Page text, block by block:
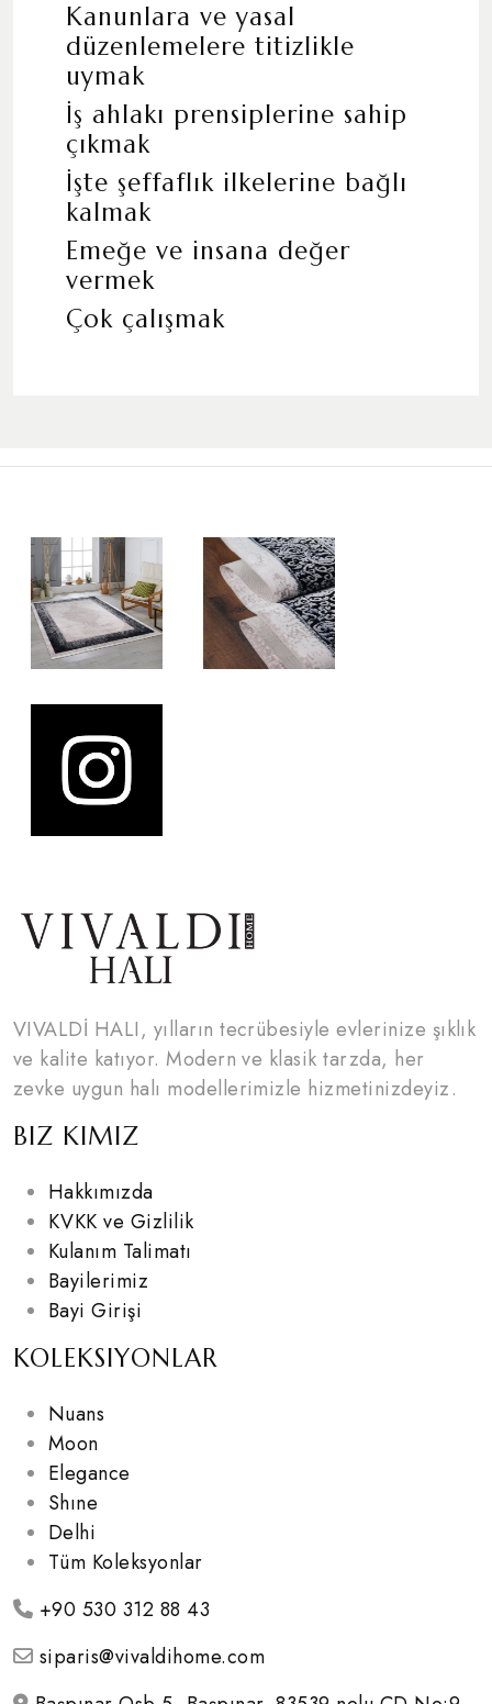
Kanunlara ve yasal
düzenlemelere titizlikle
uymak
İş ahlakı prensiplerine sahip
çıkmak
İşte şeffaflık ilkelerine bağlı
kalmak
Emeğe ve insana değer
vermek
Çok çalışmak
VIVALDİ HALI, yılların tecrübesiyle evlerinize şıklık
ve kalite katıyor. Modern ve klasik tarzda, her
zevke uygun halı modellerimizle hizmetinizdeyiz.
BIZ KIMIZ
Hakkımızda
KVKK ve Gizlilik
Kulanım Talimatı
Bayilerimiz
Bayi Girişi
KOLEKSIYONLAR
Nuans
Moon
Elegance
Shıne
Delhi
Tüm Koleksyonlar
+90 530 312 88 43
siparis@vivaldihome.com